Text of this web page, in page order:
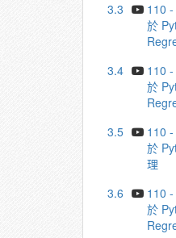
3.3
110
於
3.4
110
於
3.5
110
於
理
3.6
110
於